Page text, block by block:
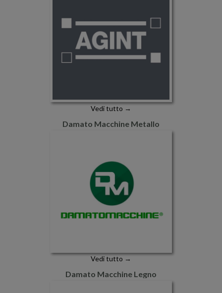
Vedi tutto →
Damato Macchine Metallo
Vedi tutto →
Damato Macchine Legno